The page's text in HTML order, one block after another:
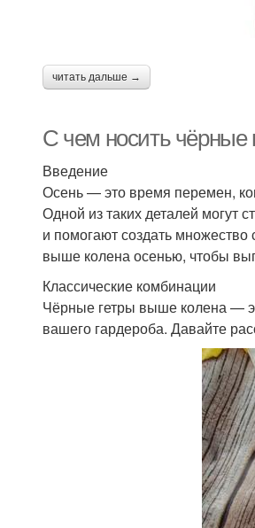
читать дальше →
С чем носить чёрные
Введение
Осень — это время перемен,
Одной из таких деталей могут
и помогают создать
выше колена осенью, чтобы
Классические комбинации
Чёрные гетры выше колена —
вашего гардероба. Давайте